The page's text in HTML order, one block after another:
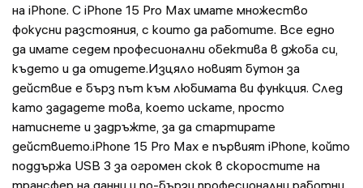
на iPhone. С iPhone 15 Pro Max имате множество
фокусни разстояния, с които да работите. Все едно
да имате седем професионални обектива в джоба си,
където и да отидете.Изцяло новият бутон за
действие е бърз път към любимата ви функция. След
като зададете това, което искате, просто
натиснете и задръжте, за да стартирате
действието.iPhone 15 Pro Max е първият iPhone, който
поддържа USB 3 за огромен скок в скоростите на